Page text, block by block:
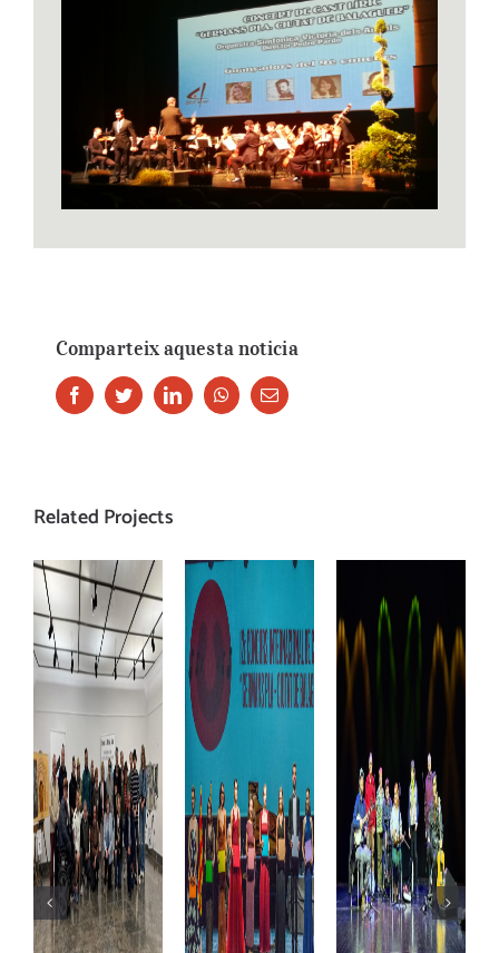
Comparteix aquesta noticia
FacebookTwitterLinkedInWhatsappEmail
Related Projects